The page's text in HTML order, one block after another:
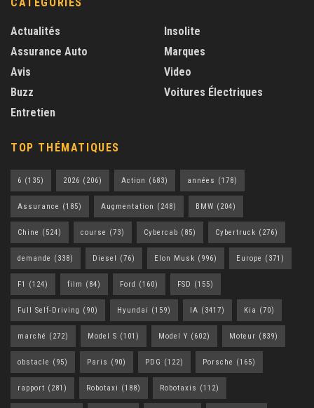
Actualités
Assurance Auto
Avis
Buzz
Entretien
Insolite
Marques
Video
Voitures Électriques
TOP THÉMATIQUES
6 (135) 2026 (206) Action (683) années (178)
Assurance (185) Augmentation (248) BMW (204)
Chine (524) course (73) Cybercab (85) Cybertruck (276)
demande (338) Diesel (76) Elon Musk (996) Europe (371)
F1 (124) film (84) Ford (160) FSD (155)
Full Self-Driving (90) Hyundai (159) IA (3417) Kia (70)
marché (272) Model S (101) Model Y (602) Moteur (839)
obstacle (95) Paris (90) PDG (122) Porsche (165)
rapport (281) Robotaxi (188) Robotaxis (112)